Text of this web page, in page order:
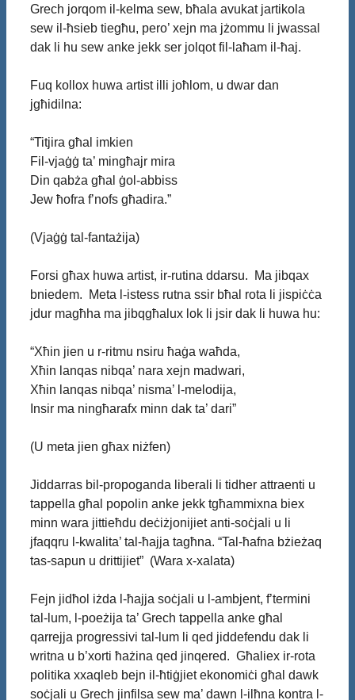
Grech jorqom il-kelma sew, bħala avukat jartikola
sew il-ħsieb tiegħu, pero’ xejn ma jżommu li jwassal
dak li hu sew anke jekk ser jolqot fil-laħam il-ħaj.
Fuq kollox huwa artist illi joħlom, u dwar dan
jgħidilna:
“Titjira għal imkien
Fil-vjaġġ ta’ mingħajr mira
Din qabża għal ġol-abbiss
Jew ħofra f’nofs għadira.”
(Vjaġġ tal-fantażija)
Forsi għax huwa artist, ir-rutina ddarsu. Ma jibqax
bniedem. Meta l-istess rutna ssir bħal rota li jispiċċa
jdur magħha ma jibqgħalux lok li jsir dak li huwa hu:
“Xħin jien u r-ritmu nsiru ħaġa waħda,
Xħin lanqas nibqa’ nara xejn madwari,
Xħin lanqas nibqa’ nisma’ l-melodija,
Insir ma ningħarafx minn dak ta’ dari”
(U meta jien għax niżfen)
Jiddarras bil-propoganda liberali li tidher attraenti u
tappella għal popolin anke jekk tgħammixna biex
minn wara jittieħdu deċiżjonijiet anti-soċjali u li
jfaqqru l-kwalita’ tal-ħajja tagħna. “Tal-ħafna bżieżaq
tas-sapun u drittijiet” (Wara x-xalata)
Fejn jidħol iżda l-ħajja soċjali u l-ambjent, f’termini
tal-lum, l-poeżija ta’ Grech tappella anke għal
qarrejja progressivi tal-lum li qed jiddefendu dak li
writna u b’xorti ħażina qed jinqered. Għaliex ir-rota
politika xxaqleb bejn il-ħtiġjiet ekonomiċi għal dawk
soċjali u Grech jinfilsa sew ma’ dawn l-ilħna kontra l-